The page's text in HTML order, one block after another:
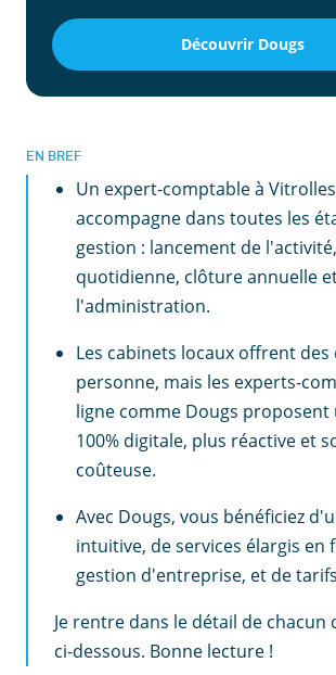
Découvrir Dougs
EN BREF
Un expert-comptable à
accompagne dans toutes les
gestion : lancement de
quotidienne, clôture annuelle
l'administration.
Les cabinets locaux offrent des
personne, mais les experts-
ligne comme Dougs proposent
100% digitale, plus réactive et
coûteuse.
Avec Dougs, vous bénéficiez
intuitive, de services élargis en
gestion d'entreprise, et de
Je rentre dans le détail de chacun
ci-dessous. Bonne lecture !